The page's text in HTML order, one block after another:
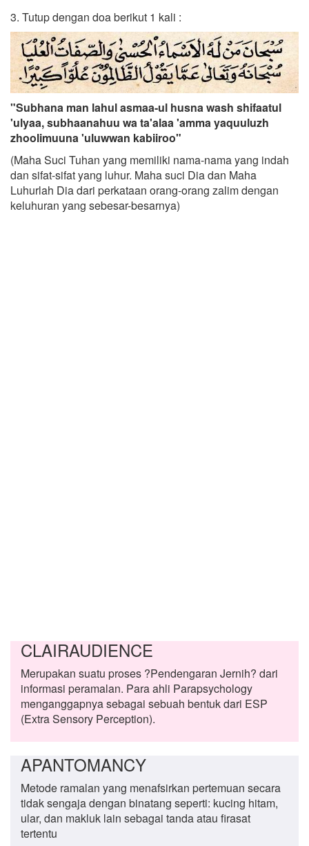
3. Tutup dengan doa berikut 1 kali :
"Subhana man lahul asmaa-ul husna wash shifaatul
'ulyaa, subhaanahuu wa ta'alaa 'amma yaquuluzh
zhoolimuuna 'uluwwan kabiiroo"
(Maha Suci Tuhan yang memiliki nama-nama yang indah
dan sifat-sifat yang luhur. Maha suci Dia dan Maha
Luhurlah Dia dari perkataan orang-orang zalim dengan
keluhuran yang sebesar-besarnya)
CLAIRAUDIENCE
Merupakan suatu proses ?Pendengaran Jernih? dari
informasi peramalan. Para ahli Parapsychology
menganggapnya sebagai sebuah bentuk dari ESP
(Extra Sensory Perception).
APANTOMANCY
Metode ramalan yang menafsirkan pertemuan secara
tidak sengaja dengan binatang seperti: kucing hitam,
ular, dan makluk lain sebagai tanda atau firasat
tertentu